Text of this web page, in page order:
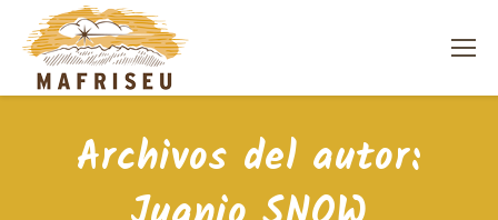
Archivos del autor: